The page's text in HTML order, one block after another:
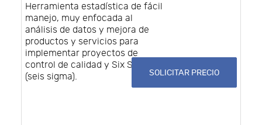
Herramienta estadística de fácil
manejo, muy enfocada al
análisis de datos y mejora de
productos y servicios para
implementar proyectos de
control de calidad y Six Sigma
(seis sigma).
SOLICITAR PRECIO